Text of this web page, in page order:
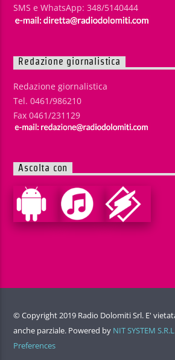
SMS e WhatsApp: 348/5140444
Redazione giornalistica
Redazione giornalistica
Tel. 0461/986210
Fax 0461/231129
Ascolta con
© Copyright 2019 Radio Dolomiti Srl. E'
anche parziale. Powered by NIT SYSTEM
Preferences